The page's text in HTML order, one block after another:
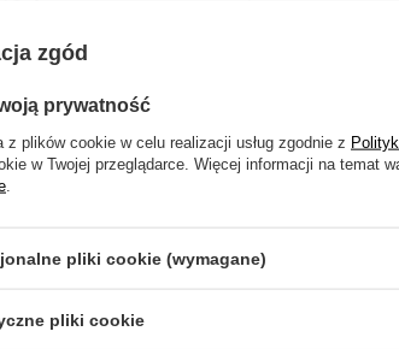
zgód
prywatność
z plików cookie w celu realizacji usług zgodnie z
w Twojej przeglądarce. Więcej informacji na temat
pliki cookie (wymagane)
pliki cookie